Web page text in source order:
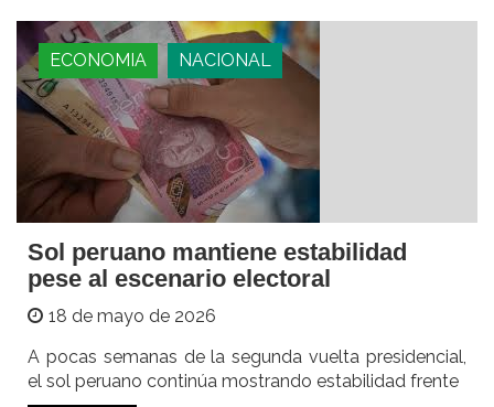
ECONOMIA NACIONAL
Sol peruano mantiene estabilidad
pese al escenario electoral
18 de mayo de 2026
A pocas semanas de la segunda vuelta presidencial,
el sol peruano continúa mostrando estabilidad frente